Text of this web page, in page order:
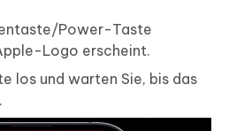
Power-Taste
Logo erscheint.
los und warten Sie, bis das